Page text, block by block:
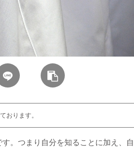
おります。
。つまり自分を知ることに加え、自